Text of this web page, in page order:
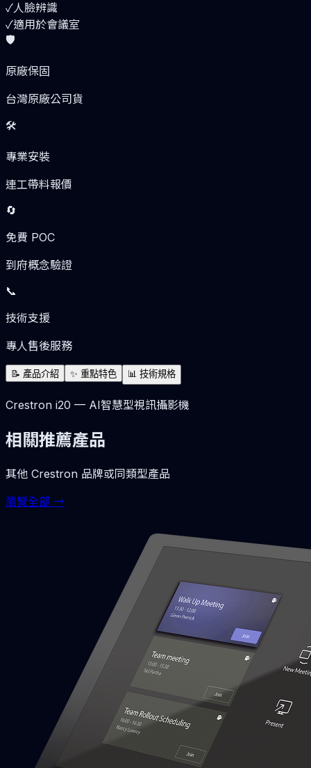
✓人臉辨識
✓適用於會議室
🛡️
原廠保固
台灣原廠公司貨
🛠️
專業安裝
連工帶料報價
🔄
免費 POC
到府概念驗證
📞
技術支援
專人售後服務
📝 產品介紹 ✨ 重點特色 📊 技術規格
Crestron i20 — AI智慧型視訊攝影機
相關推薦產品
其他 Crestron 品牌或同類型產品
瀏覽全部 →